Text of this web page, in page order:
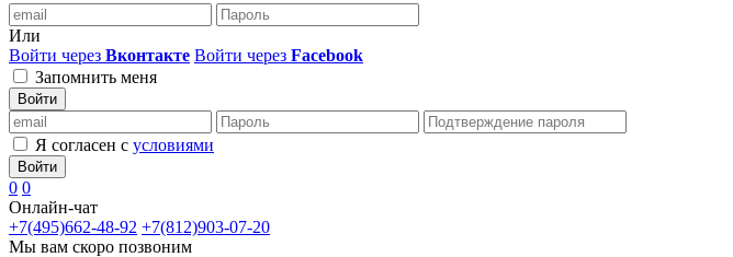
Или
Войти через Вконтакте Войти через Facebook
Запомнить меня
Войти
Я согласен с условиями
Войти
0 0
Онлайн-чат
+7(495)662-48-92 +7(812)903-07-20
Мы вам скоро позвоним